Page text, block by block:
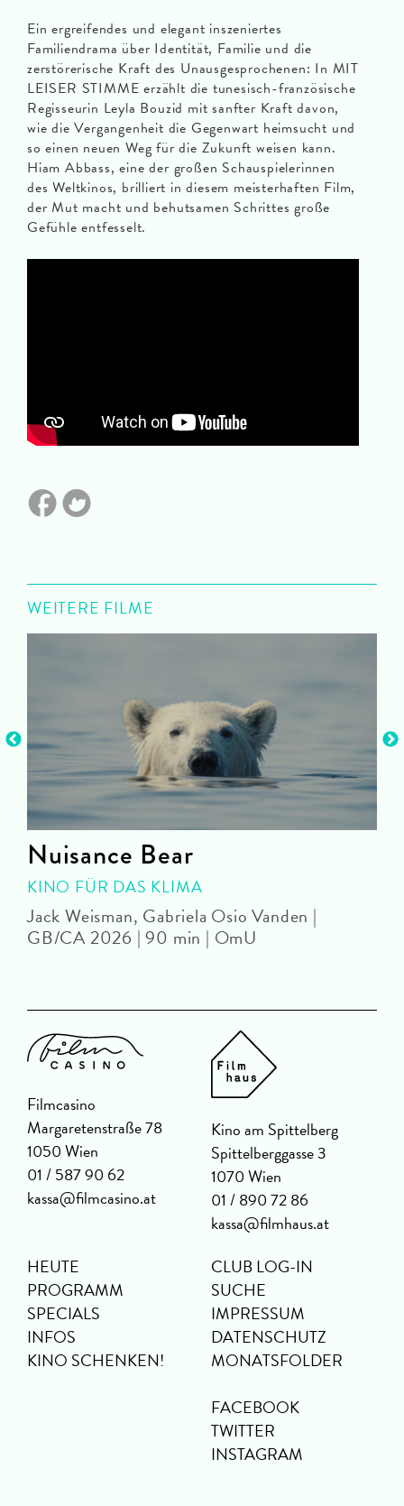
Ein ergreifendes und elegant inszeniertes
Familiendrama über Identität, Familie und die
zerstörerische Kraft des Unausgesprochenen: In MIT
LEISER STIMME erzählt die tunesisch-französische
Regisseurin Leyla Bouzid mit sanfter Kraft davon,
wie die Vergangenheit die Gegenwart heimsucht und
so einen neuen Weg für die Zukunft weisen kann.
Hiam Abbass, eine der großen Schauspielerinnen
des Weltkinos, brilliert in diesem meisterhaften Film,
der Mut macht und behutsamen Schrittes große
Gefühle entfesselt.
WEITERE FILME
Nuisance Bear
KINO FÜR DAS KLIMA
Jack Weisman, Gabriela Osio Vanden |
GB/CA 2026 | 90 min | OmU
Filmcasino
Margaretenstraße 78
1050 Wien
01 / 587 90 62
kassa@filmcasino.at
Kino am Spittelberg
Spittelberggasse 3
1070 Wien
01 / 890 72 86
kassa@filmhaus.at
HEUTE
PROGRAMM
SPECIALS
INFOS
KINO SCHENKEN!
CLUB LOG-IN
SUCHE
IMPRESSUM
DATENSCHUTZ
MONATSFOLDER
FACEBOOK
TWITTER
INSTAGRAM